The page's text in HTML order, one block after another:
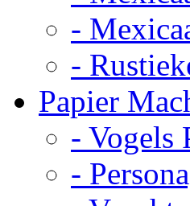
-
-
Papier
- Vogels
-